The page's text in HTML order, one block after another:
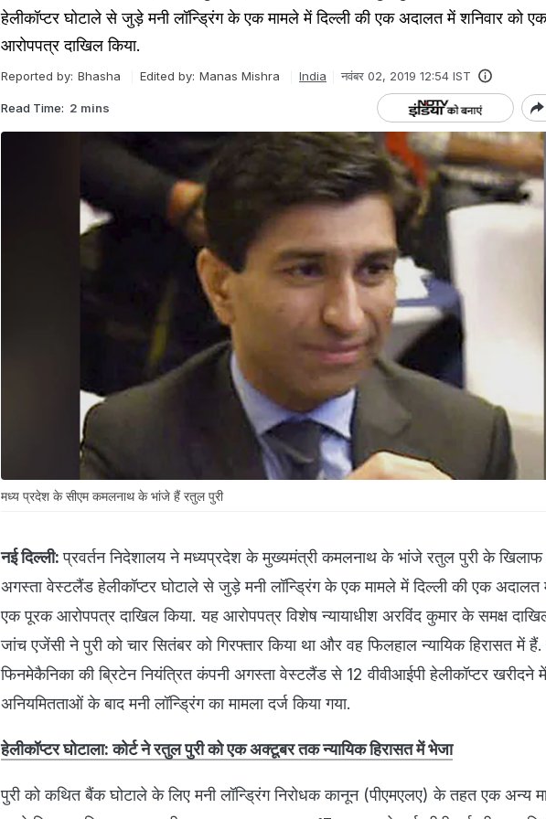
हेलीकॉप्टर घोटाले से जुड़े मनी लॉन्ड्रिंग के एक मामले में दिल्ली की एक अदालत में शनिवार को
आरोपपत्र दाखिल किया.
Reported by: Bhasha Edited by: Manas Mishra India नवंबर 02, 2019 12:54 IST
Read Time: 2 mins
मध्य प्रदेश के सीएम कमलनाथ के भांजे हैं रतुल पुरी
नई दिल्ली: प्रवर्तन निदेशालय ने मध्यप्रदेश के मुख्यमंत्री कमलनाथ के भांजे रतुल पुरी के
अगस्ता वेस्टलैंड हेलीकॉप्टर घोटाले से जुड़े मनी लॉन्ड्रिंग के एक मामले में दिल्ली की एक अदालत
एक पूरक आरोपपत्र दाखिल किया. यह आरोपपत्र विशेष न्यायाधीश अरविंद कुमार के समक्ष
जांच एजेंसी ने पुरी को चार सितंबर को गिरफ्तार किया था और वह फिलहाल न्यायिक हिरासत में
फिनमेकैनिका की ब्रिटेन नियंत्रित कंपनी अगस्ता वेस्टलैंड से 12 वीवीआईपी हेलीकॉप्टर खरीदने
अनियमितताओं के बाद मनी लॉन्ड्रिंग का मामला दर्ज किया गया.
हेलीकॉप्टर घोटाला: कोर्ट ने रतुल पुरी को एक अक्टूबर तक न्यायिक हिरासत में भेजा
पुरी को कथित बैंक घोटाले के लिए मनी लॉन्ड्रिंग निरोधक कानून (पीएमएलए) के तहत एक अन्य